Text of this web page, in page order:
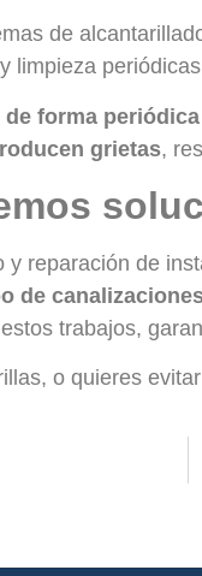
de
forma periódica
grietas,
reparación de
de
trabajos,
o quieres